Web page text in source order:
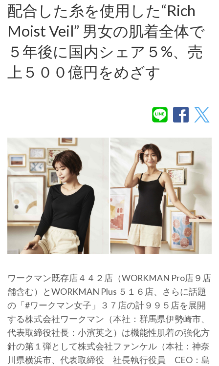
配合した糸を使用した“Rich
Moist Veil” 男女の肌着全体で
５年後に国内シェア５%、売
上５００億円をめざす
ワークマン既存店４４２店（WORKMAN Pro店９店
舗含む）とWORKMAN Plus ５１６店、さらに話題
の「#ワークマン女子」３７店の計９９５店を展開
する株式会社ワークマン（本社：群馬県伊勢崎市、
代表取締役社長：小濱英之）は機能性肌着の強化方
針の第１弾として株式会社ファンケル（本社：神奈
川県横浜市、代表取締役 社長執行役員 CEO：島